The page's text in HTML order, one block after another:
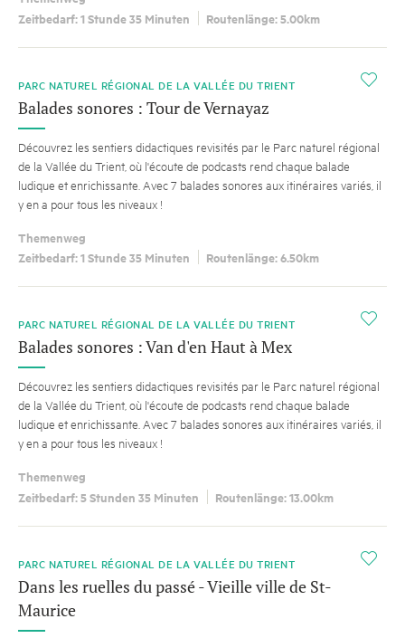
Zeitbedarf: 1 Stunde 35 Minuten
Routenlänge: 5.00km
i
PARC NATUREL RÉGIONAL DE LA VALLÉE DU TRIENT
Balades sonores : Tour de Vernayaz
Découvrez les sentiers didactiques revisités par le Parc naturel régional
de la Vallée du Trient, où l'écoute de podcasts rend chaque balade
ludique et enrichissante. Avec 7 balades sonores aux itinéraires variés, il
y en a pour tous les niveaux !
Themenweg
Zeitbedarf: 1 Stunde 35 Minuten
Routenlänge: 6.50km
i
PARC NATUREL RÉGIONAL DE LA VALLÉE DU TRIENT
Balades sonores : Van d'en Haut à Mex
Découvrez les sentiers didactiques revisités par le Parc naturel régional
de la Vallée du Trient, où l'écoute de podcasts rend chaque balade
ludique et enrichissante. Avec 7 balades sonores aux itinéraires variés, il
y en a pour tous les niveaux !
Themenweg
Zeitbedarf: 5 Stunden 35 Minuten
Routenlänge: 13.00km
i
PARC NATUREL RÉGIONAL DE LA VALLÉE DU TRIENT
Dans les ruelles du passé - Vieille ville de St-
Maurice